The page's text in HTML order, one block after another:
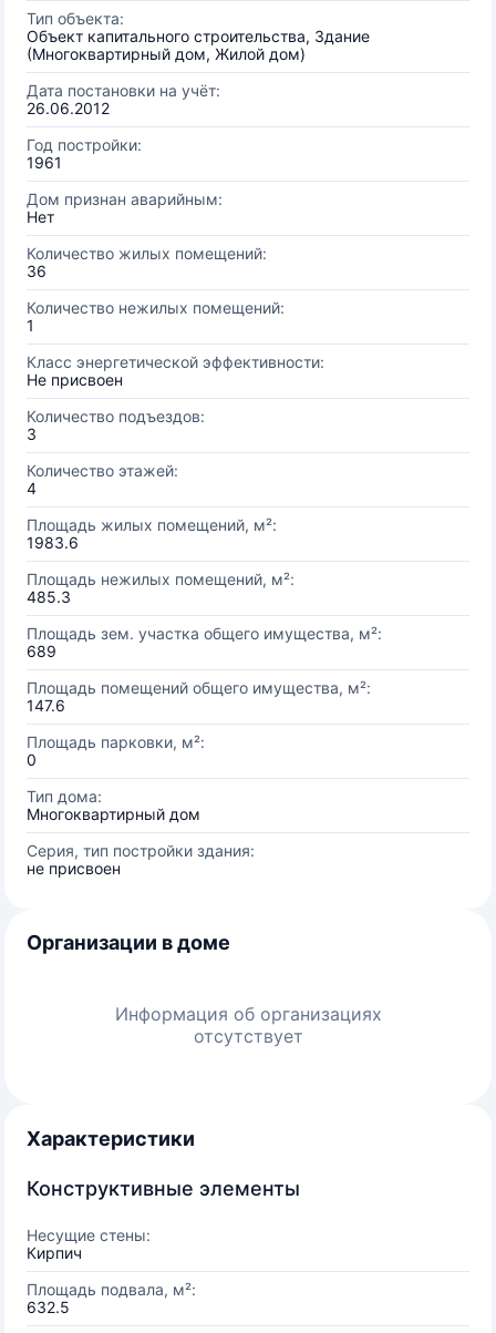
Тип объекта:
Объект капитального строительства, Здание
(Многоквартирный дом, Жилой дом)
Дата постановки на учёт:
26.06.2012
Год постройки:
1961
Дом признан аварийным:
Нет
Количество жилых помещений:
36
Количество нежилых помещений:
1
Класс энергетической эффективности:
Не присвоен
Количество подъездов:
3
Количество этажей:
4
Площадь жилых помещений, м²:
1983.6
Площадь нежилых помещений, м²:
485.3
Площадь зем. участка общего имущества, м²:
689
Площадь помещений общего имущества, м²:
147.6
Площадь парковки, м²:
0
Тип дома:
Многоквартирный дом
Серия, тип постройки здания:
не присвоен
Организации в доме
Информация об организациях
отсутствует
Характеристики
Конструктивные элементы
Несущие стены:
Кирпич
Площадь подвала, м²:
632.5